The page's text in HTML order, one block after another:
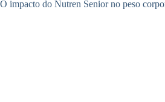
O impacto do Nutren Senior no peso